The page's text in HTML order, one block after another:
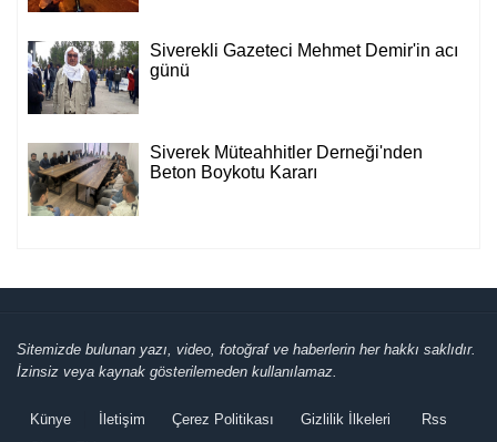
Dersa Mentikî û Lûyê
Mustafa Karadağlı
NİTELİK
YAPMALI?
KONUK YAZAR
Siverekli Gazeteci Mehmet Demir'in acı
günü
Siverek Müteahhitler Derneği'nden
Beton Boykotu Kararı
Sitemizde bulunan yazı, video, fotoğraf ve haberlerin her hakkı saklıdır.
İzinsiz veya kaynak gösterilemeden kullanılamaz.
Künye İletişim Çerez Politikası Gizlilik İlkeleri
Rss